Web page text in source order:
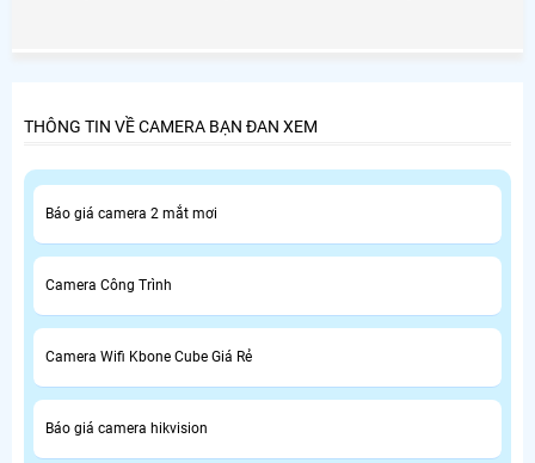
THÔNG TIN VỀ CAMERA BẠN ĐAN XEM
Báo giá camera 2 mắt mơi
Camera Công Trình
Camera Wifi Kbone Cube Giá Rẻ
Báo giá camera hikvision